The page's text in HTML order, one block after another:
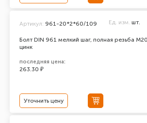
Болт DIN 961 мелкий шаг, полная резьба
цинк
Артикул: 961-20*2*60/109 Ед. изм. шт.
последняя цена:
263.30 ₽
Уточнить цену